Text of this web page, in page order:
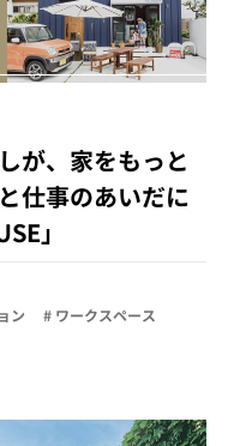
が、​家を​もっと​
仕事の​あいだに​
」
ン # ワークスペース